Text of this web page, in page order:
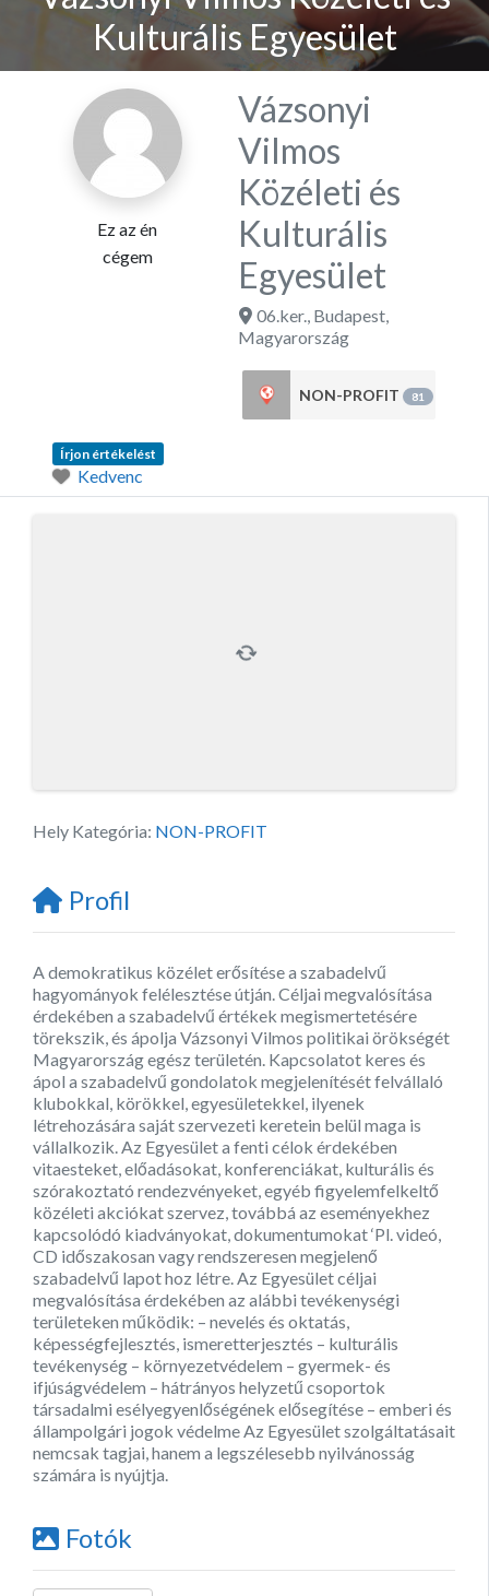
Kulturális Egyesület
Ez az én
cégem
Vázsonyi
Vilmos
Közéleti és
Kulturális
Egyesület
06.ker., Budapest,
Magyarország
NON-PROFIT 81
Írjon értékelést
Kedvenc
Hely Kategória: NON-PROFIT
Profil
A demokratikus közélet erősítése a szabadelvű
hagyományok felélesztése útján. Céljai megvalósítása
érdekében a szabadelvű értékek megismertetésére
törekszik, és ápolja Vázsonyi Vilmos politikai örökségét
Magyarország egész területén. Kapcsolatot keres és
ápol a szabadelvű gondolatok megjelenítését felvállaló
klubokkal, körökkel, egyesületekkel, ilyenek
létrehozására saját szervezeti keretein belül maga is
vállalkozik. Az Egyesület a fenti célok érdekében
vitaesteket, előadásokat, konferenciákat, kulturális és
szórakoztató rendezvényeket, egyéb figyelemfelkeltő
közéleti akciókat szervez, továbbá az eseményekhez
kapcsolódó kiadványokat, dokumentumokat ‘Pl. videó,
CD időszakosan vagy rendszeresen megjelenő
szabadelvű lapot hoz létre. Az Egyesület céljai
megvalósítása érdekében az alábbi tevékenységi
területeken működik: – nevelés és oktatás,
képességfejlesztés, ismeretterjesztés – kulturális
tevékenység – környezetvédelem – gyermek- és
ifjúságvédelem – hátrányos helyzetű csoportok
társadalmi esélyegyenlőségének elősegítése – emberi és
állampolgári jogok védelme Az Egyesület szolgáltatásait
nemcsak tagjai, hanem a legszélesebb nyilvánosság
számára is nyújtja.
Fotók